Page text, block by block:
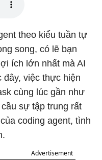
theo kiểu tuần tự
song, có lẽ bạn
ích lớn nhất mà AI
đây, việc thực hiện
cùng lúc gần như
sự tập trung rất
coding agent, tình
Advertisement